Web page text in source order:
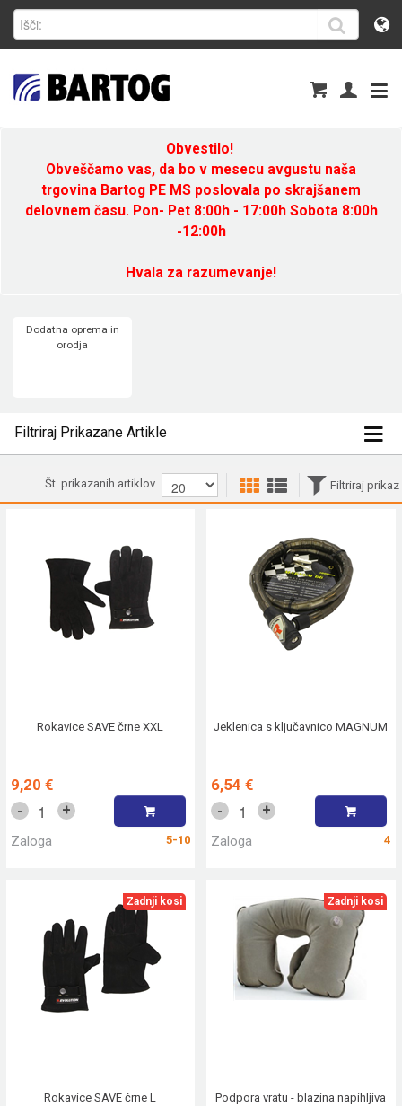
Obvestilo!
Obveščamo vas, da bo v mesecu avgustu naša
trgovina Bartog PE MS poslovala po skrajšanem
delovnem času. Pon- Pet 8:00h - 17:00h Sobota 8:00h
-12:00h
Hvala za razumevanje!
Dodatna oprema in
orodja
Filtriraj Prikazane Artikle
Filtriraj prikaz
Št. prikazanih artiklov
Rokavice SAVE črne XXL
9,20 €
- +
Zaloga 5-10
Jeklenica s ključavnico MAGNUM
6,54 €
- +
Zaloga 4
Zadnji kosi
Rokavice SAVE črne L
Zadnji kosi
Podpora vratu - blazina napihljiva